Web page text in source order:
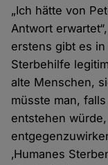
„Ich hätte von
Antwort
erstens gibt es
Sterbehilfe
alte Menschen,
müsste man,
entstehen
‚Humanes